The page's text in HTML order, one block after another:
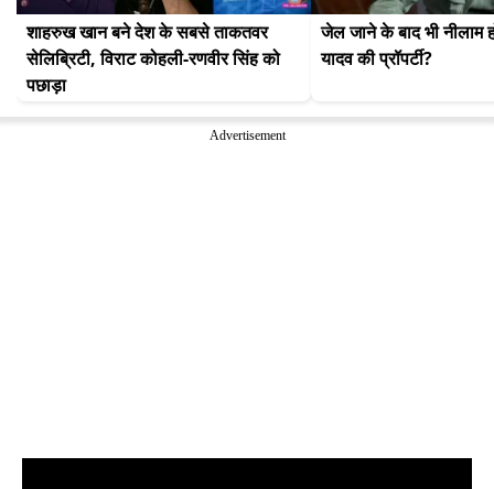
शाहरुख खान बने देश के सबसे ताकतवर
सेलिब्रिटी, विराट कोहली-रणवीर सिंह को
पछाड़ा
जेल जाने के बाद भी नीलाम
यादव की प्रॉपर्टी?
Advertisement